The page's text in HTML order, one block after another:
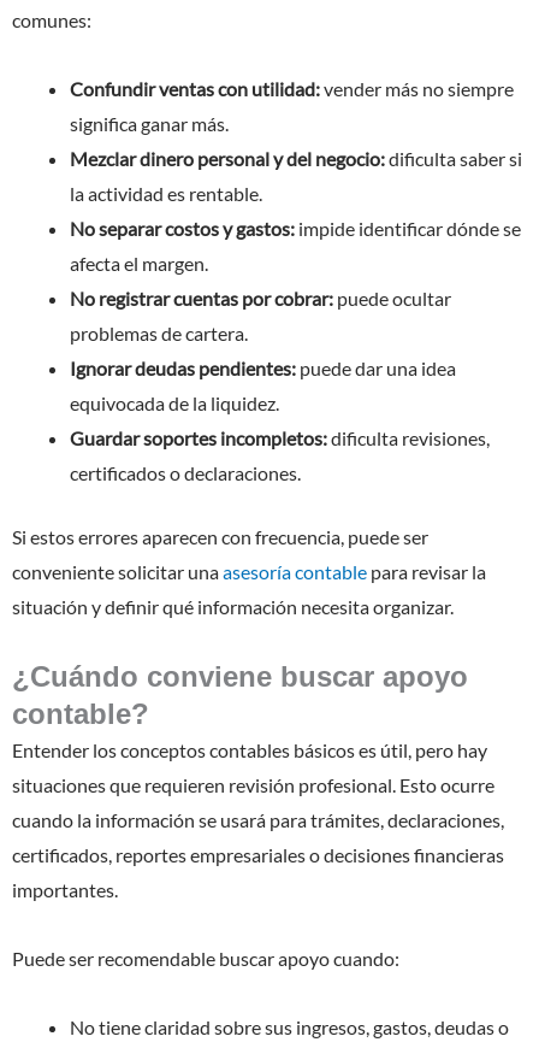
comunes:
Confundir ventas con utilidad:vender más no siempre
significa ganar más.
Mezclar dinero personal y del negocio:dificulta saber si
la actividad es rentable.
No separar costos y gastos: impide identificar dónde se
afecta el margen.
No registrar cuentas por cobrar: puede ocultar
problemas de cartera.
Ignorar deudas pendientes: puede dar una idea
equivocada de la liquidez.
Guardar soportes incompletos:dificulta revisiones,
certificados o declaraciones.
Si estos errores aparecen con frecuencia, puede ser
conveniente solicitar unaasesoría contable para revisar la
situación y definir qué información necesita organizar.
¿Cuándo conviene buscar apoyo
contable?
Entender los conceptos contables básicos es útil, pero hay
situaciones que requieren revisión profesional. Esto ocurre
cuando la información se usará para trámites, declaraciones,
certificados, reportes empresariales o decisiones financieras
importantes.
Puede ser recomendable buscar apoyo cuando:
No tiene claridad sobre sus ingresos, gastos, deudas o